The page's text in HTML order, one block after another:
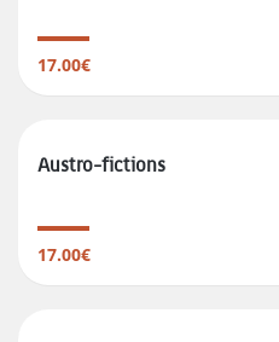
17.00€
Austro-fictions
17.00€